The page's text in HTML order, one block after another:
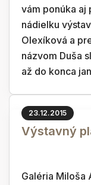
vám ponúka aj
nádielku
Olexíková a
názvom Duša
až do konca
23.12.2015
Výstavný
Galéria Miloša